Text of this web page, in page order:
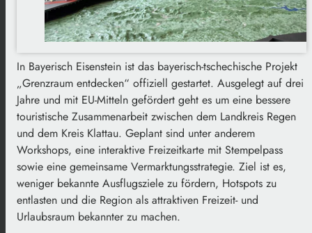
In Bayerisch Eisenstein ist das bayerisch-tschechische Projekt
„Grenzraum entdecken“ offiziell gestartet. Ausgelegt auf drei
Jahre und mit EU-Mitteln gefördert geht es um eine bessere
touristische Zusammenarbeit zwischen dem Landkreis Regen
und dem Kreis Klattau. Geplant sind unter anderem
Workshops, eine interaktive Freizeitkarte mit Stempelpass
sowie eine gemeinsame Vermarktungsstrategie. Ziel ist es,
weniger bekannte Ausflugsziele zu fördern, Hotspots zu
entlasten und die Region als attraktiven Freizeit- und
Urlaubsraum bekannter zu machen.